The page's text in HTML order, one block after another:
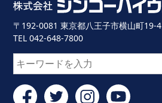
〒192-0081 東京都八王子市横山町19-4
TEL 042-648-7800